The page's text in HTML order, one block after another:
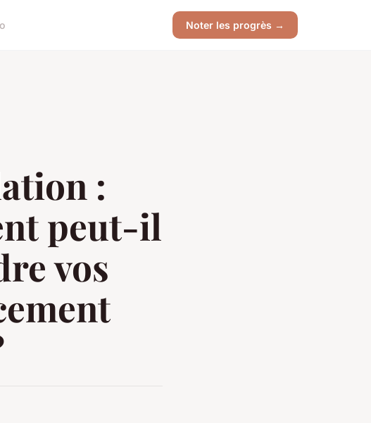
Noter les progrès →
:
peut-il
vos